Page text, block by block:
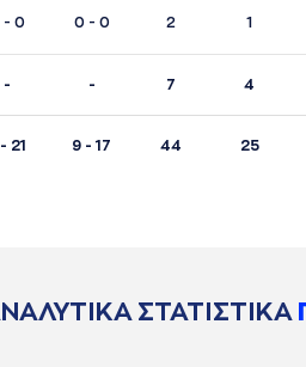
- 0 0 - 0 2 1
- - 7 4
21 9 - 17 44 25
ΣΤΑΤΙΣΤΙΚΑ